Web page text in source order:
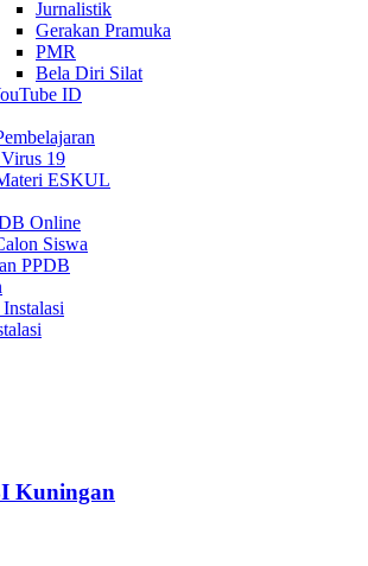
Jurnalistik
Gerakan Pramuka
PMR
Bela Diri Silat
ID
19
ESKUL
Online
Siswa
PPDB
Kuningan